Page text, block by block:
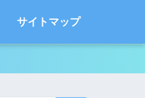
サイトマップ